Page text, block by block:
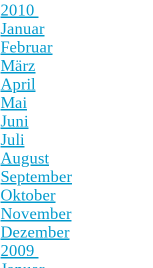
2010
Januar
Februar
März
April
Mai
Juni
Juli
August
September
Oktober
November
Dezember
2009